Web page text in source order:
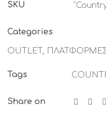
SKU
Categories
OUTLET ,
Tags
Share on